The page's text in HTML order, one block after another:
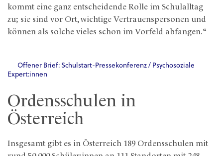
kommt eine ganz entscheidende Rolle im Schulalltag
zu; sie sind vor Ort, wichtige Vertrauenspersonen und
können als solche vieles schon im Vorfeld abfangen.“
Offener Brief: Schulstart-Pressekonferenz / Psychosoziale
Expert:innen
Ordensschulen in
Österreich
Insgesamt gibt es in Österreich 189 Ordensschulen mit